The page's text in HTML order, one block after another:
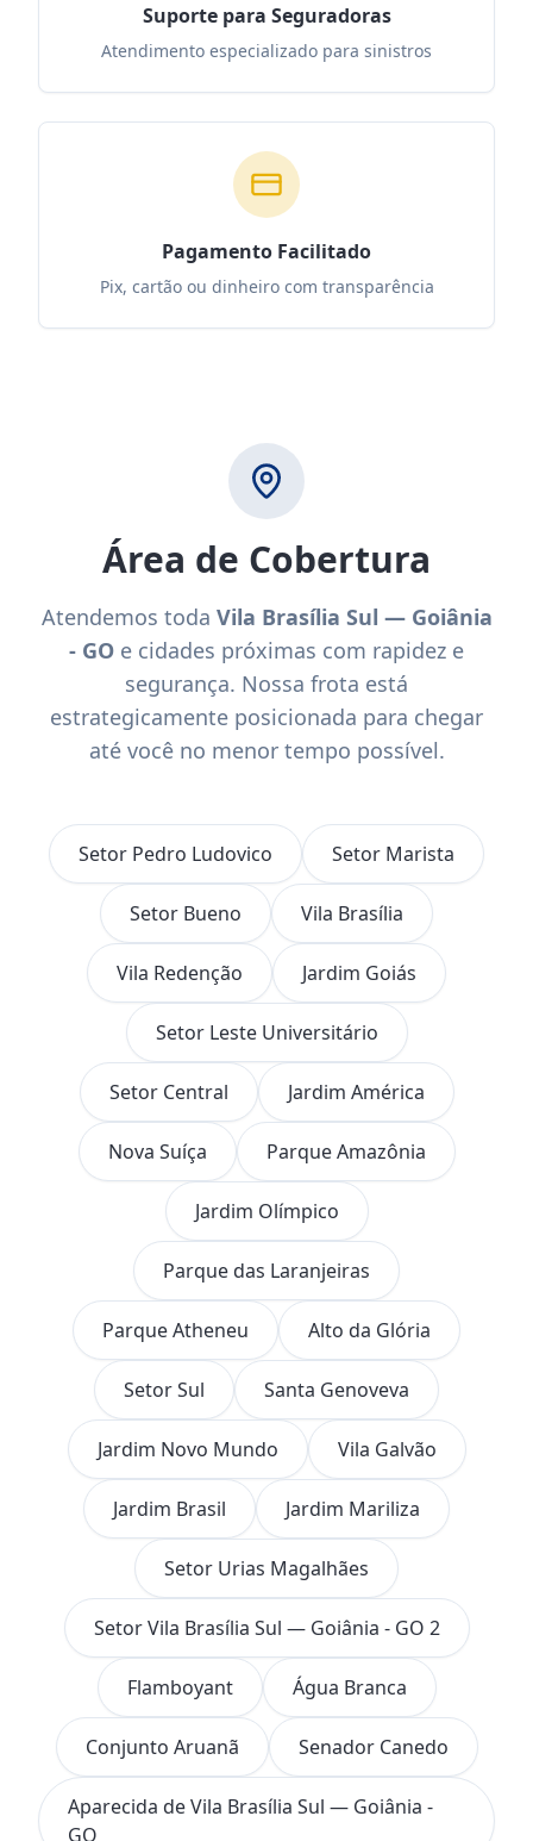
Suporte para Seguradoras
Atendimento especializado para sinistros
Pagamento Facilitado
Pix, cartão ou dinheiro com transparência
Área de Cobertura
Atendemos toda Vila Brasília Sul — Goiânia
- GO e cidades próximas com rapidez e
segurança. Nossa frota está
estrategicamente posicionada para chegar
até você no menor tempo possível.
Setor Pedro Ludovico Setor Marista
Setor Bueno Vila Brasília
Vila Redenção Jardim Goiás
Setor Leste Universitário
Setor Central Jardim América
Nova Suíça Parque Amazônia
Jardim Olímpico
Parque das Laranjeiras
Parque Atheneu Alto da Glória
Setor Sul Santa Genoveva
Jardim Novo Mundo Vila Galvão
Jardim Brasil Jardim Mariliza
Setor Urias Magalhães
Setor Vila Brasília Sul — Goiânia - GO 2
Flamboyant Água Branca
Conjunto Aruanã Senador Canedo
Aparecida de Vila Brasília Sul — Goiânia -
GO